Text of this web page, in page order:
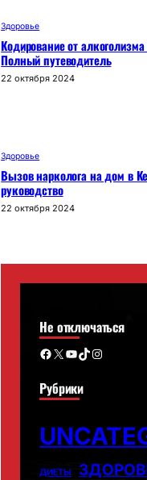
Здоровье
Кодирование от
Полный путеводитель
22 октября 2024
Здоровье
Вызов нарколога на дом в
руководство
22 октября 2024
Не отключаться
Facebook X YouTube TikTok Instagram
Рубрики
ДИЕТЫ